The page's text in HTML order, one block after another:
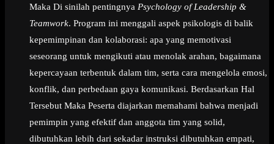
Maka Di sinilah pentingnya Psychology of Leadership &
Teamwork. Program ini menggali aspek psikologis di balik
kepemimpinan dan kolaborasi: apa yang memotivasi
seseorang untuk mengikuti atau menolak arahan, bagaimana
kepercayaan terbentuk dalam tim, serta cara mengelola emosi,
konflik, dan perbedaan gaya komunikasi. Berdasarkan Hal
Tersebut Maka Peserta diajarkan memahami bahwa menjadi
pemimpin yang efektif dan anggota tim yang solid,
dibutuhkan lebih dari sekadar instruksi dibutuhkan empati,